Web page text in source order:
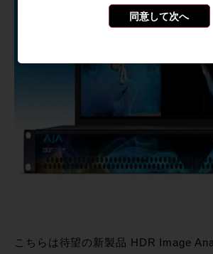
こちらは待望の新製品 HDR Image
同意して次へ